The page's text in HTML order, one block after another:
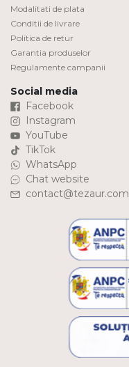
Modalitati de plata
Conditii de livrare
Politica de retur
Garantia produselor
Regulamente campanii
Social media
Facebook
Instagram
YouTube
TikTok
WhatsApp
Chat website
contact@tezaur.com